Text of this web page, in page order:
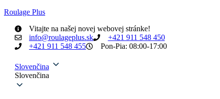
Roulage Plus
Vitajte na našej novej webovej stránke!
info@roulageplus.sk
+421 911 548 450
+421 911 548 455
Pon-Pia: 08:00-17:00
Slovenčina
Slovenčina